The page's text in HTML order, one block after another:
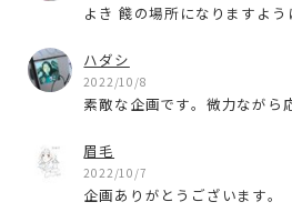
よき 餞の場所になりますよ
ハダシ
2022/10/8
素敵な企画です。微力ながら
眉毛
2022/10/7
企画ありがとうございます。